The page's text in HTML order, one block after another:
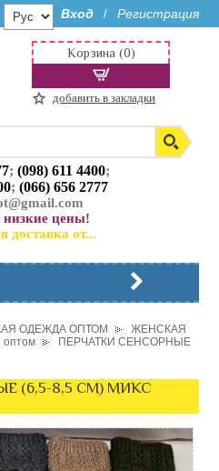
Вход / Регистрация
;(098) 611 4400;
;(066) 656 2777
низкие цены!
доставка от...
Корзина (0)
добавить в закладки
ОДЕЖДА ОПТОМ
ЖЕНСКАЯ
ПЕРЧАТКИ СЕНСОРНЫЕ
(6,5-8,5 СМ) МИКС